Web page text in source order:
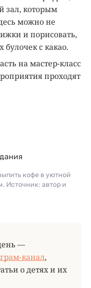
зал, которым
можно не
и порисовать,
с какао.
на мастер-класс
проходят
кофе в уютной
Источник: автор и
—
канал,
о детях и их